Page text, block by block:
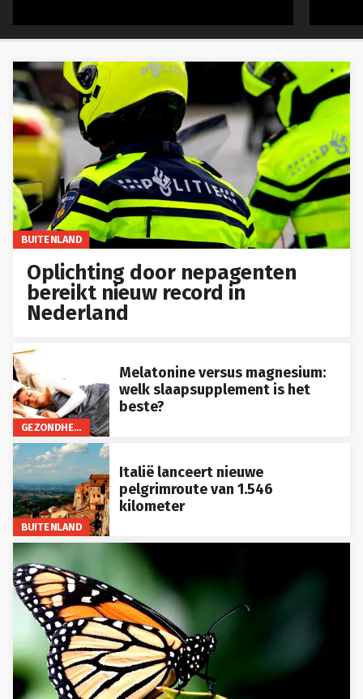
BUITENLAND
Oplichting door nepagenten
bereikt nieuw record in
Nederland
GEZONDHEID
Melatonine versus magnesium:
welk slaapsupplement is het
beste?
BUITENLAND
Italië lanceert nieuwe
pelgrimroute van 1.546
kilometer